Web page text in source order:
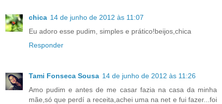
chica 14 de junho de 2012 às 11:07
Eu adoro esse pudim, simples e prático!beijos,chica
Responder
Tami Fonseca Sousa 14 de junho de 2012 às 11:26
Amo pudim e antes de me casar fazia na casa da minha
mãe,só que perdí a receita,achei uma na net e fui fazer...foi